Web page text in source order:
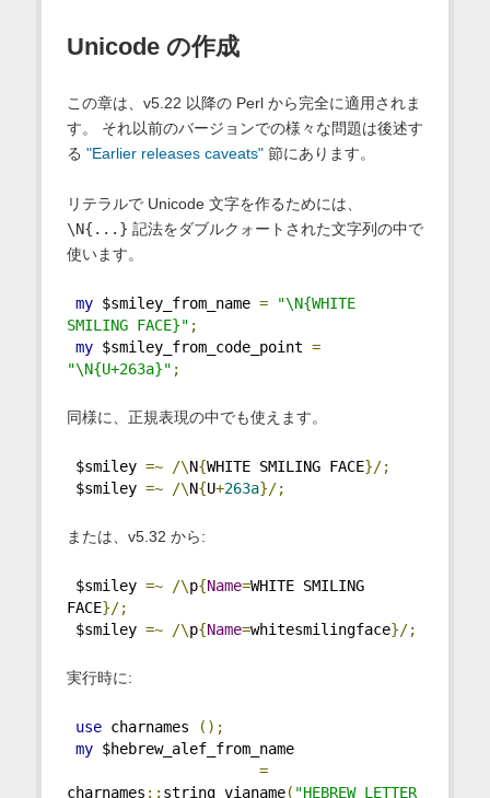
Unicode の作成
この章は、v5.22 以降の Perl から完全に適用されま
す。 それ以前のバージョンでの様々な問題は後述す
る "Earlier releases caveats"節にあります。
リテラルで Unicode 文字を作るためには、
\N{...} 記法をダブルクォートされた文字列の中で
使います。
my $smiley_from_name =
"\N{WHITE
SMILING FACE}" ;
my $smiley_from_code_point =
"\N{U+263a}" ;
同様に、正規表現の中でも使えます。
$smiley =~ /\N{WHITE SMILING FACE}/;
$smiley =~ /\N{U+263a}/;
または、v5.32 から:
$smiley =~ /\p{Name=WHITE SMILING
FACE}/;
$smiley =~ /\p{Name=whitesmilingface}/;
実行時に:
use charnames
();
my $hebrew_alef_from_name
=
charnames :: string_vianame( "HEBREW LETTER